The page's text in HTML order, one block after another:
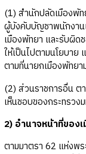
(1) สำนักปลัดเมืองพัท
ผู้บังคับบัญชาพนักงาน
เมืองพัทยา และรับผิด
ให้เป็นไปตามนโยบาย
ตามที่นายกเมืองพัทยา
(2) ส่วนราชการอื่น ต
เห็นชอบของกระทรวง
2) อำนาจหน้าที่ของ
ตามมาตรา 62 แห่งพ